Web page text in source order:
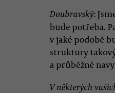
Doubravský:
bude potřeba.
v jaké podobě
struktury
a průběžně
V některých